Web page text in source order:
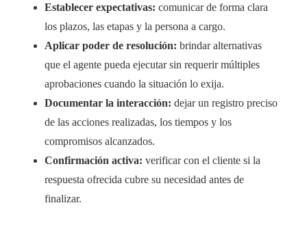
Establecer expectativas: comunicar de forma clara
los plazos, las etapas y la persona a cargo.
Aplicar poder de resolución: brindar alternativas
que el agente pueda ejecutar sin requerir múltiples
aprobaciones cuando la situación lo exija.
Documentar la interacción: dejar un registro preciso
de las acciones realizadas, los tiempos y los
compromisos alcanzados.
Confirmación activa: verificar con el cliente si la
respuesta ofrecida cubre su necesidad antes de
finalizar.